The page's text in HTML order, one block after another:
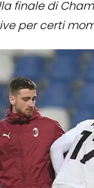
finale di
per certi